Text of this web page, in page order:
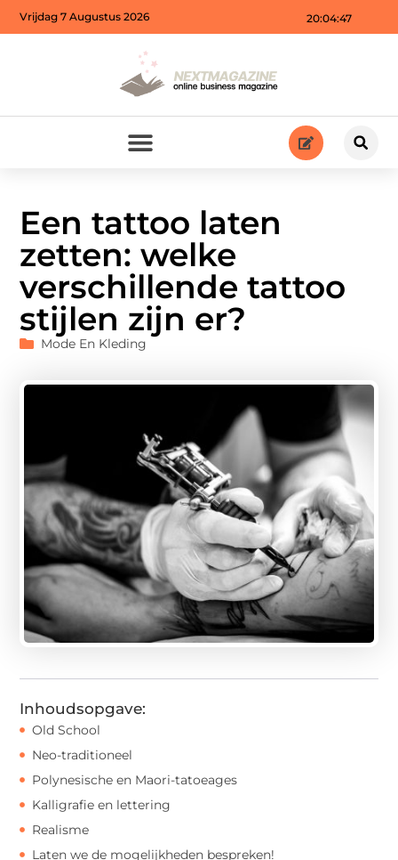
20:04:49
Vrijdag 7 Augustus 2026
Een tattoo laten
zetten: welke
verschillende tattoo
stijlen zijn er?
Mode En Kleding
Inhoudsopgave:
Old School
Neo-traditioneel
Polynesische en Maori-tatoeages
Kalligrafie en lettering
Realisme
Laten we de mogelijkheden bespreken!